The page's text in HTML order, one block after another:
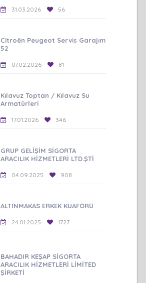
31.03.2026 56
Citroën Peugeot Servis Garajım
52
07.02.2026 81
Kılavuz Toptan / Kılavuz Su
Armatürleri
17.01.2026 346
GRUP GELİŞİM SİGORTA
ARACILIK HİZMETLERİ LTD.ŞTİ
04.09.2025 908
ALTINMAKAS ERKEK KUAFÖRÜ
24.01.2025 1727
BAHADIR KEŞAP SİGORTA
ARACILIK HİZMETLERİ LİMİTED
ŞİRKETİ